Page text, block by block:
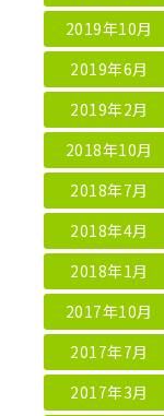
2019年10月
2019年6月
2019年2月
2018年10月
2018年7月
2018年4月
2018年1月
2017年10月
2017年7月
2017年3月